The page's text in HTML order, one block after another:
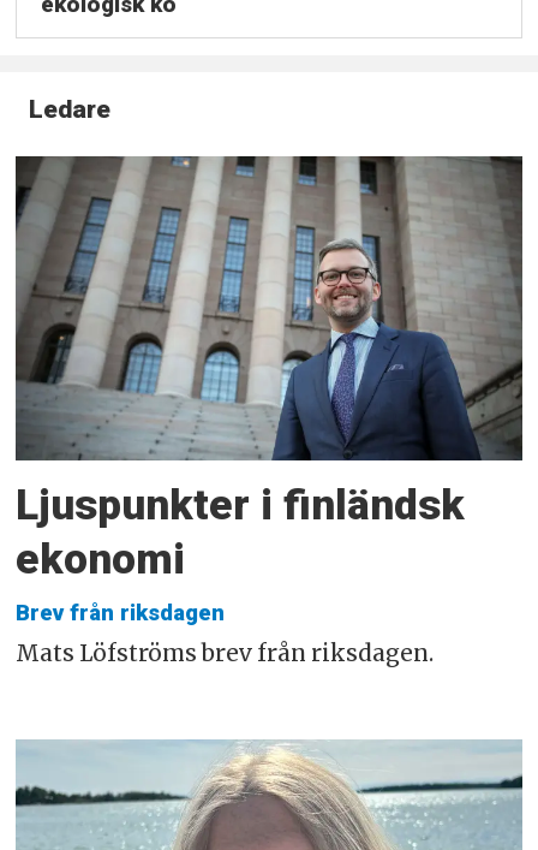
Ledare
Ljuspunkter i finländsk
ekonomi
Brev från riksdagen
Mats Löfströms brev från riksdagen.